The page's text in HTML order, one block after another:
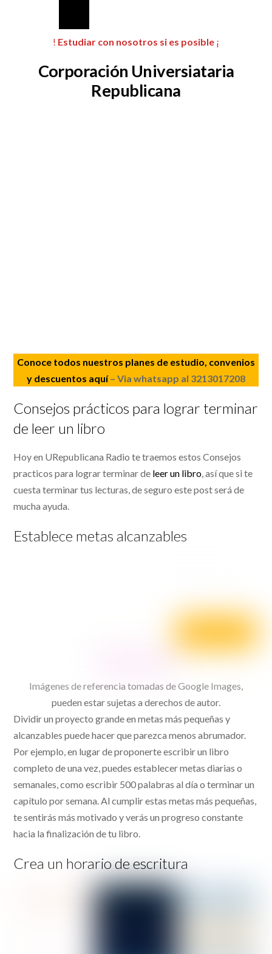
! Estudiar con nosotros si es posible ¡
Corporación Universiataria
Republicana
Conoce todos nuestros planes de estudio, convenios
y descuentos aquí– Via whatsapp al 3213017208
Consejos prácticos para lograr terminar
de leer un libro
Hoy en URepublicana Radio te traemos estos Consejos
practicos para lograr terminar de leer un libro , así que si te
cuesta terminar tus lecturas, de seguro este post será de
mucha ayuda.
Establece metas alcanzables
Imágenes de referencia tomadas de Google Images,
pueden estar sujetas a derechos de autor.
Dividir un proyecto grande en metas más pequeñas y
alcanzables puede hacer que parezca menos abrumador.
Por ejemplo, en lugar de proponerte escribir un libro
completo de una vez, puedes establecer metas diarias o
semanales, como escribir 500 palabras al día o terminar un
capítulo por semana. Al cumplir estas metas más pequeñas,
te sentirás más motivado y verás un progreso constante
hacia la finalización de tu libro.
Crea un horario de escritura